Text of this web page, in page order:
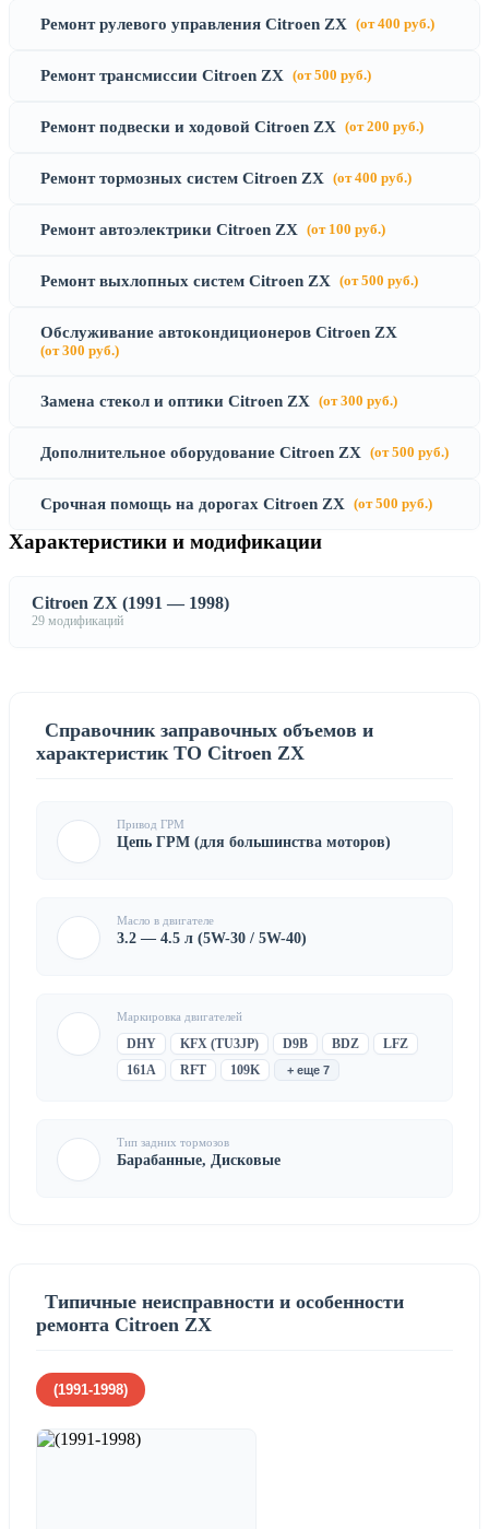
Ремонт рулевого управления Citroen ZX (от 400 руб.)
Ремонт трансмиссии Citroen ZX (от 500 руб.)
Ремонт подвески и ходовой Citroen ZX (от 200 руб.)
Ремонт тормозных систем Citroen ZX (от 400 руб.)
Ремонт автоэлектрики Citroen ZX (от 100 руб.)
Ремонт выхлопных систем Citroen ZX (от 500 руб.)
Обслуживание автокондиционеров Citroen ZX
(от 300 руб.)
Замена стекол и оптики Citroen ZX (от 300 руб.)
Дополнительное оборудование Citroen ZX (от 500 руб.)
Срочная помощь на дорогах Citroen ZX (от 500 руб.)
Характеристики и модификации
Citroen ZX (1991 — 1998)
29 модификаций
Справочник заправочных объемов и
характеристик ТО Citroen ZX
Привод ГРМ
Цепь ГРМ (для большинства моторов)
Масло в двигателе
3.2 — 4.5 л (5W-30 / 5W-40)
Маркировка двигателей
DHY KFX (TU3JP) D9B BDZ
LFZ
161A
RFT 109K + еще 7
Тип задних тормозов
Барабанные, Дисковые
Типичные неисправности и особенности
ремонта Citroen ZX
(1991-1998)